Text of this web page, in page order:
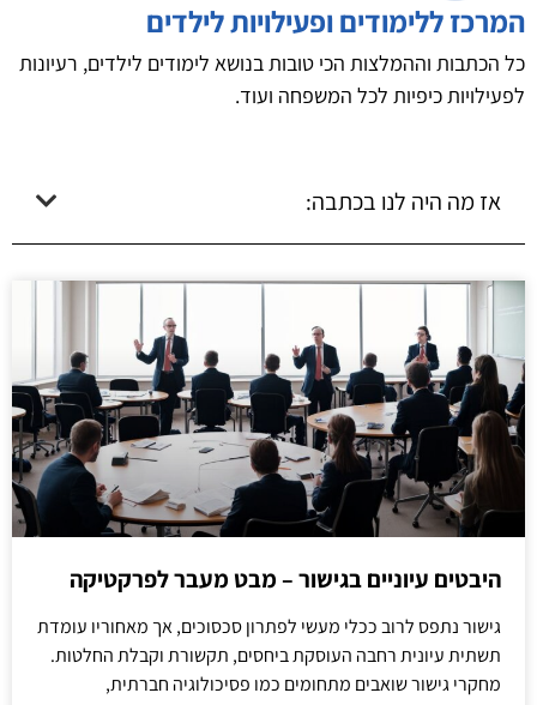
המרכז ללימודים ופעילויות לילדים
כל הכתבות וההמלצות הכי טובות בנושא לימודים לילדים, רעיונות
לפעילויות כיפיות לכל המשפחה ועוד.
אז מה היה לנו בכתבה:
היבטים עיוניים בגישור – מבט מעבר לפרקטיקה
גישור נתפס לרוב ככלי מעשי לפתרון סכסוכים, אך מאחוריו עומדת
תשתית עיונית רחבה העוסקת ביחסים, תקשורת וקבלת החלטות.
מחקרי גישור שואבים מתחומים כמו פסיכולוגיה חברתית,